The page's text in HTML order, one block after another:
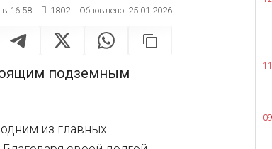
в 16:58 1802 Обновлено: 25.01.2026
подземным
из главных